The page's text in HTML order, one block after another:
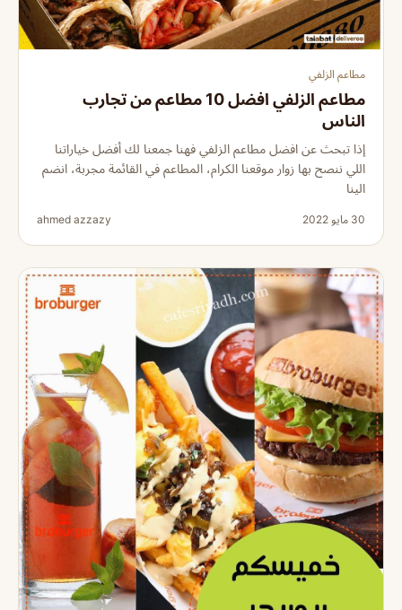
مطاعم الزلفي
مطاعم الزلفي افضل 10 مطاعم من تجارب
الناس
إذا تبحث عن افضل مطاعم الزلفي فهنا جمعنا لك أفضل خياراتنا
اللي ننصح بها زوار موقعنا الكرام، المطاعم في القائمة مجربة، انضم
الينا
30 مايو 2022 ahmed azzazy